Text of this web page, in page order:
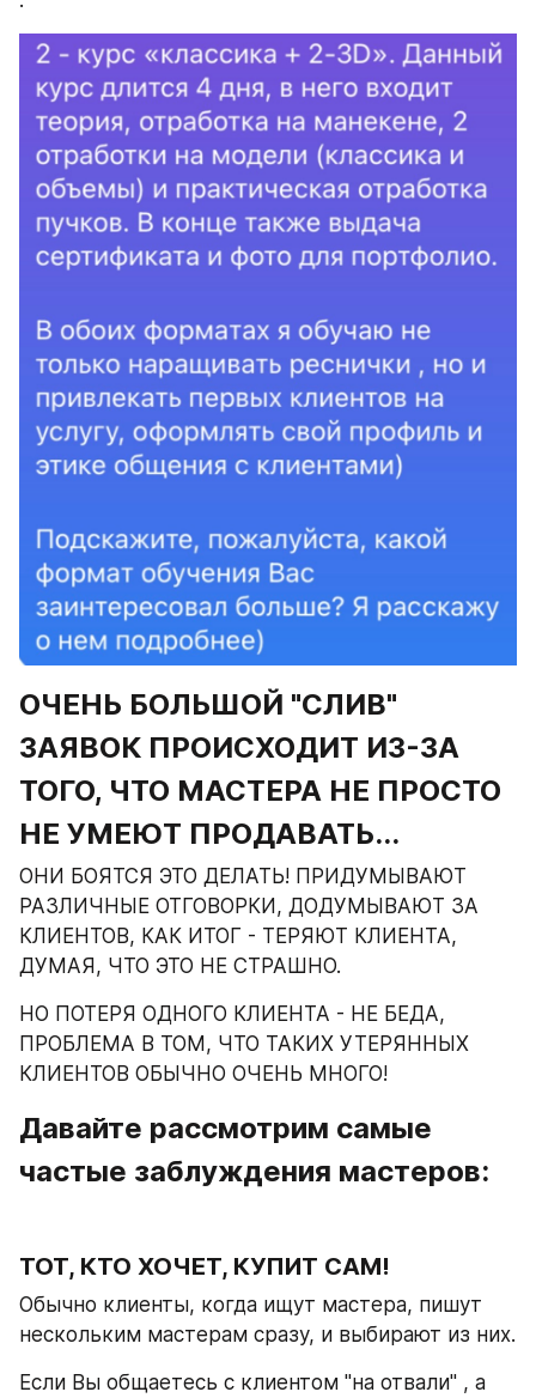
ОЧЕНЬ БОЛЬШОЙ "СЛИВ"
ЗАЯВОК ПРОИСХОДИТ ИЗ-ЗА
ТОГО, ЧТО МАСТЕРА НЕ ПРОСТО
НЕ УМЕЮТ ПРОДАВАТЬ...
ОНИ БОЯТСЯ ЭТО ДЕЛАТЬ! ПРИДУМЫВАЮТ
РАЗЛИЧНЫЕ ОТГОВОРКИ, ДОДУМЫВАЮТ ЗА
КЛИЕНТОВ, КАК ИТОГ - ТЕРЯЮТ КЛИЕНТА,
ДУМАЯ, ЧТО ЭТО НЕ СТРАШНО.
НО ПОТЕРЯ ОДНОГО КЛИЕНТА - НЕ БЕДА,
ПРОБЛЕМА В ТОМ, ЧТО ТАКИХ УТЕРЯННЫХ
КЛИЕНТОВ ОБЫЧНО ОЧЕНЬ МНОГО!
Давайте рассмотрим самые
частые заблуждения мастеров:
ТОТ, КТО ХОЧЕТ, КУПИТ САМ!
Обычно клиенты, когда ищут мастера, пишут
нескольким мастерам сразу, и выбирают из них.
Если Вы общаетесь с клиентом "на отвали" , а